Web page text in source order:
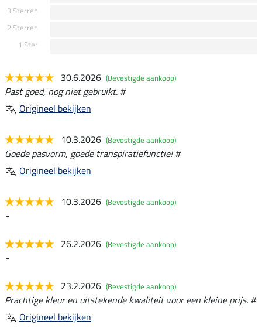
3 Sterren
2 Sterren
1 Ster
30.6.2026 (Bevestigde aankoop)
Past goed, nog niet gebruikt. #
Origineel bekijken
10.3.2026 (Bevestigde aankoop)
Goede pasvorm, goede transpiratiefunctie! #
Origineel bekijken
10.3.2026 (Bevestigde aankoop)
-
26.2.2026 (Bevestigde aankoop)
-
23.2.2026 (Bevestigde aankoop)
Prachtige kleur en uitstekende kwaliteit voor een kleine prijs. #
Origineel bekijken